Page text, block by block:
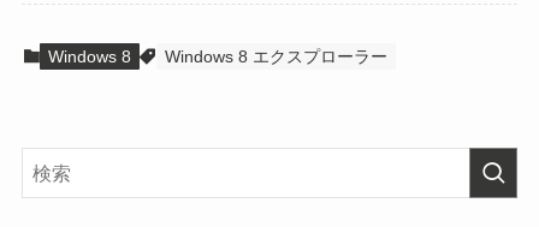
Windows 8 Windows 8 エクスプローラー